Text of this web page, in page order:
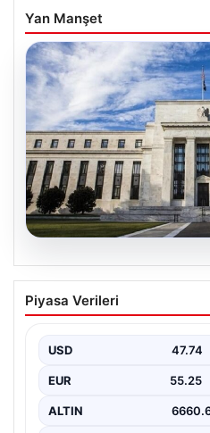
Yan Manşet
07.08.2026
FED faiz kararı ne
Faiz beklentisi ne
Piyasa Verileri
USD 47.74
EUR 55.25
ALTIN